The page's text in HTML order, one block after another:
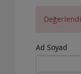
Ad Soyad